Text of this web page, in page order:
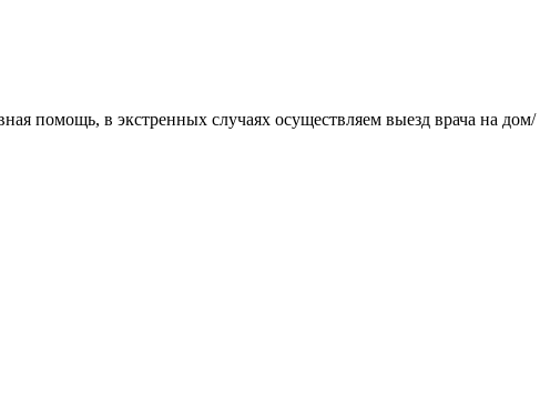
помощь, в экстренных случаях осуществляем выезд врача на дом/